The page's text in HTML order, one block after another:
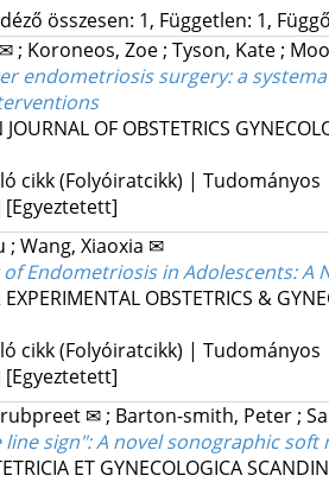
összesen: 1, Független: 1,
; Koroneos, Zoe; Tyson, Kate;
endometriosis surgery: a
JOURNAL OF OBSTETRICS
cikk (Folyóiratcikk) | Tudományos
[Egyeztetett]
; Wang, Xiaoxia ✉
Endometriosis in Adolescents: A
OBSTETRICS &
cikk (Folyóiratcikk) | Tudományos
[Egyeztetett]
✉; Barton-smith, Peter;
line sign": A novel sonographic
ET GYNECOLOGICA